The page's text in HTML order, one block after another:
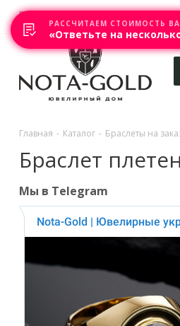
Главная Акции Каталоги
Главная - Каталог - Браслеты на
Браслет
Мы в Telegram
РАССЧИТАЕМ СТОИМОСТЬ
«Ответьте на